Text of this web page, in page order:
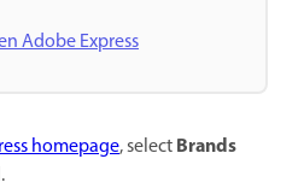
Adobe Express
homepage, selectBrands